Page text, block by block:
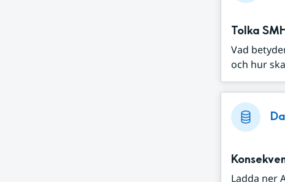
Tolka
Vad
och hur
Ladda ner